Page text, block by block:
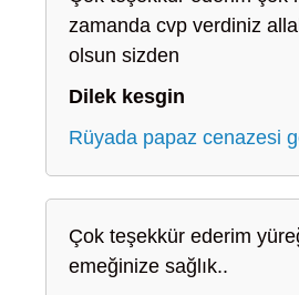
zamanda cvp verdiniz
olsun sizden
Dilek kesgin
Rüyada papaz cenazesi
Çok teşekkür ederim
emeğinize sağlık..